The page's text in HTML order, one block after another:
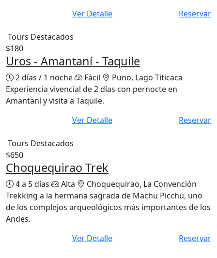
Ver Detalle
Reservar
Tours Destacados
$180
Uros - Amantaní - Taquile
2 días / 1 noche Fácil
Puno, Lago Titicaca
Experiencia vivencial de 2 días con pernocte en
Amantaní y visita a Taquile.
Ver Detalle
Reservar
Tours Destacados
$650
Choquequirao Trek
4 a 5 días Alta
Choquequirao, La Convención
Trekking a la hermana sagrada de Machu Picchu, uno
de los complejos arqueológicos más importantes de los
Andes.
Ver Detalle
Reservar